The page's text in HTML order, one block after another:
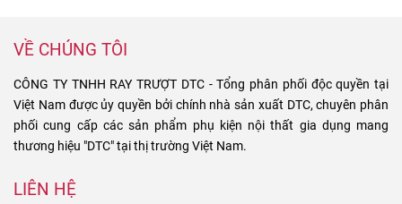
VỀ CHÚNG TÔI
CÔNG TY TNHH RAY TRƯỢT DTC - Tổng phân phối độc quyền tại
Việt Nam được ủy quyền bởi chính nhà sản xuất DTC, chuyên phân
phối cung cấp các sản phẩm phụ kiện nội thất gia dụng mang
thương hiệu "DTC" tại thị trường Việt Nam.
LIÊN HỆ